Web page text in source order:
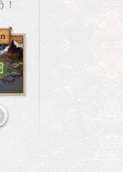
！